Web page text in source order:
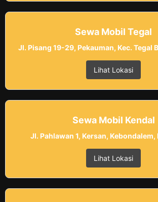
Sewa Mobil Tegal
Jl. Pisang 19-29, Pekauman, Kec. Tegal
Lihat Lokasi
Sewa Mobil Kendal
Jl. Pahlawan 1, Kersan, Kebondalem,
Lihat Lokasi